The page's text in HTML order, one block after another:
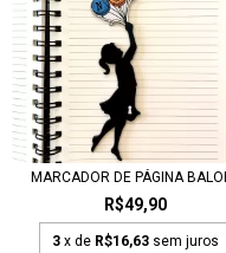
MARCADOR DE PÁGINA
R$49,90
3 x de R$16,63 sem juros